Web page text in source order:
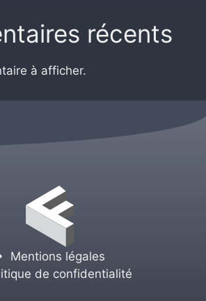
récents
à afficher.
Mentions légales
de confidentialité